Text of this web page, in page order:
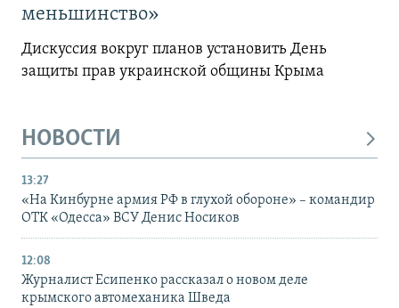
меньшинство»
Дискуссия вокруг планов установить День
защиты прав украинской общины Крыма
НОВОСТИ
13:27
«На Кинбурне армия РФ в глухой обороне» – командир
ОТК «Одесса» ВСУ Денис Носиков
12:08
Журналист Есипенко рассказал о новом деле
крымского автомеханика Шведа